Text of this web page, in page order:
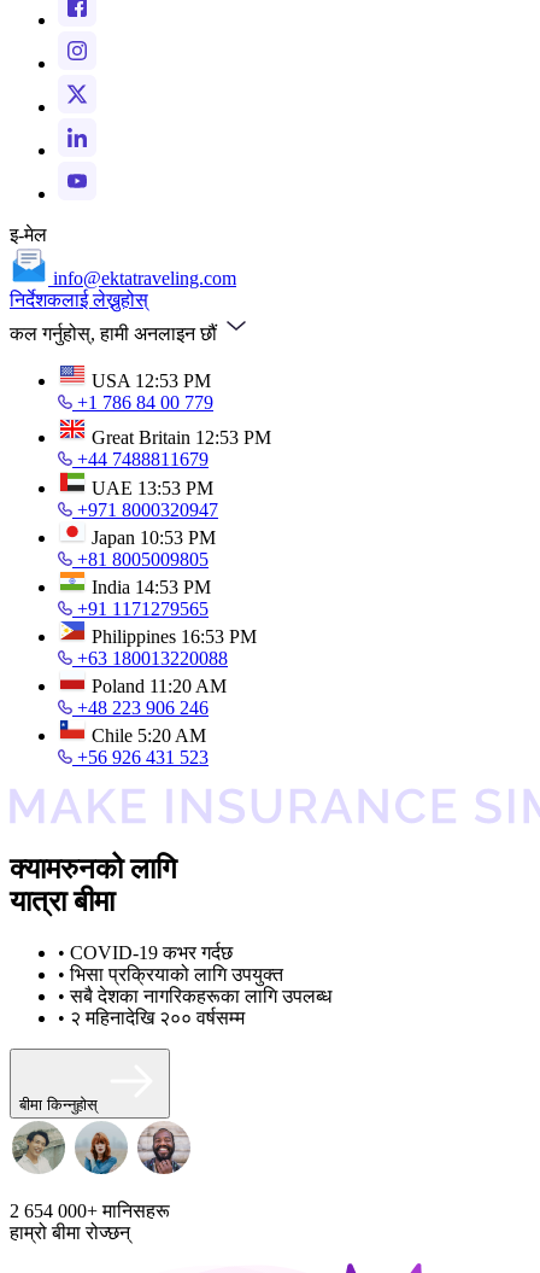
इ-मेल
info@ektatraveling.com
निर्देशकलाई लेख्नुहोस्
कल गर्नुहोस्, हामी अनलाइन छौं
USA 12:53 PM
+1 786 84 00 779
Great Britain 12:53 PM
+44 7488811679
UAE 13:53 PM
+971 8000320947
Japan 10:53 PM
+81 8005009805
India 14:53 PM
+91 1171279565
Philippines 16:53 PM
+63 180013220088
Poland 11:20 AM
+48 223 906 246
Chile 5:20 AM
+56 926 431 523
क्यामरुनको लागि
यात्रा बीमा
• COVID-19 कभर गर्दछ
• भिसा प्रक्रियाको लागि उपयुक्त
• सबै देशका नागरिकहरूका लागि उपलब्ध
• २ महिनादेखि २०० वर्षसम्म
बीमा किन्नुहोस्
2 654 000+मानिसहरू
हाम्रो बीमा रोज्छन्